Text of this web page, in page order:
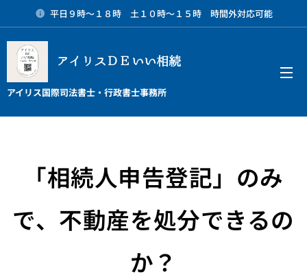
平日９時～１８時 土１０時～１５時 時間外対応可能
アイリスＤＥいい相続
アイリス国際司法書士・行政書士事務所
「相続人申告登記」のみ
で、不動産を処分できるの
か？